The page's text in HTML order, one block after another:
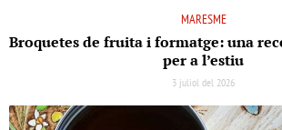
MARESME
Broquetes de fruita i formatge: una
per a l’estiu
3 juliol del 2026